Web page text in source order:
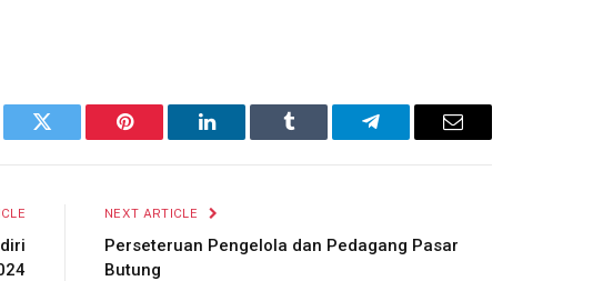
Twitter Pinterest LinkedIn Tumblr Telegram Email
NEXT ARTICLE
Perseteruan Pengelola dan Pedagang Pasar
Butung